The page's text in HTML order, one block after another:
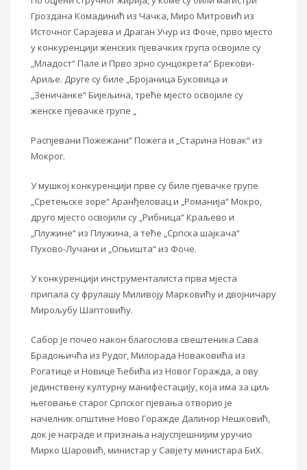
Гроздана Комадинић из Чачка, Миро Митровић из
Источног Сарајева и Драган Учур из Фоче, прво мјесто
у конкуренцији женских пјевачких група освојиле су
„Младост“ Пале и Прво зрно сунцокрета“ Брекови-
Ариље. Друге су биле „Бројаница Буковица и
„Зеничанке“ Бијељина, треће мјесто освојиле су
женске пјевачке групе „
Распјевани Пожежани“ Пожега и „Старина Новак“ из
Мокрог.
У мушкој конкуренцији прве су биле пјевачке групе
„Сретењске зоре“ Аранђеловац и „Романија“ Мокро,
друго мјесто освојили су „Рибница“ Краљево и
„Плужине“ из Плужина, а теће „Српска шајкача“
Пухово-Лучани и „Огњишта“ из Фоче.
У конкуренцији инструменталиста прва мјеста
припала су фрулашу Миливоју Марковићу и двојничару
Мирољубу Шаптовићу.
Сабор је почео након благослова свештеника Сава
Брадоњичћа из Рудог, Милорада Новаковића из
Рогатице и Новице Ћебића из Новог Горажда, а ову
јединствену културну манифестацију, која има за циљ
његовање старог Српског пјевања отворио је
начелник општине Ново Горажде Далинор Нешковић,
док је награде и признања најуспјешнијим уручио
Мирко Шаровић, министар у Савјету министара БиХ.